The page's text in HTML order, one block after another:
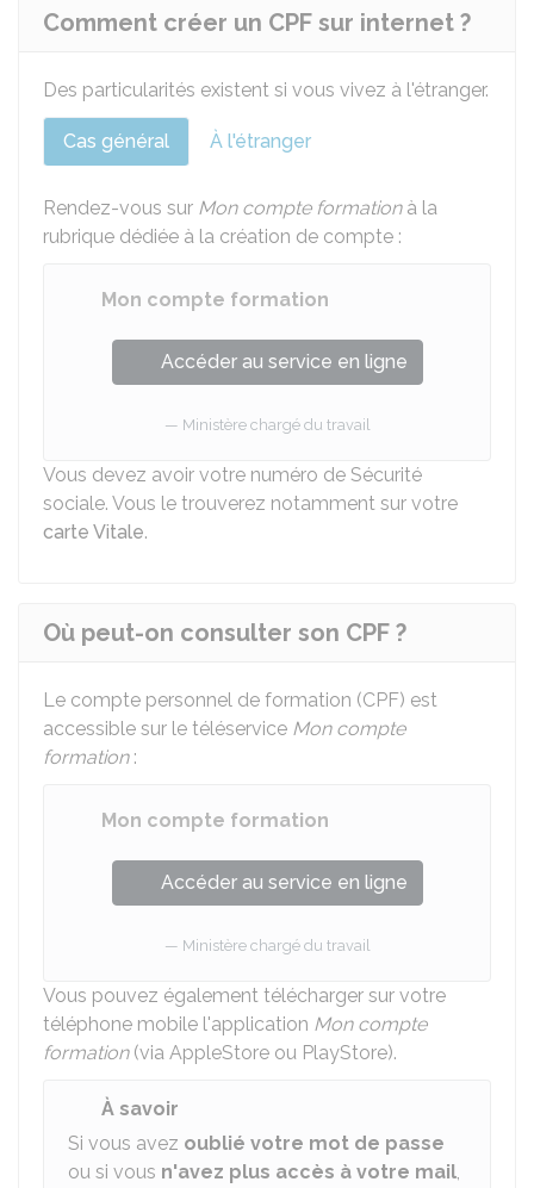
Comment créer un CPF sur internet ?
Des particularités existent si vous vivez à l'étranger.
Cas général À l'étranger
Rendez-vous sur Mon compte formationà la
rubrique dédiée à la création de compte :
Mon compte formation
Accéder au service en ligne
Ministère chargé du travail
Vous devez avoir votre numéro de Sécurité
sociale. Vous le trouverez notamment sur votre
carte Vitale.
Où peut-on consulter son CPF ?
Le compte personnel de formation (CPF) est
accessible sur le téléservice Mon compte
formation:
Mon compte formation
Accéder au service en ligne
Ministère chargé du travail
Vous pouvez également télécharger sur votre
téléphone mobile l'application Mon compte
formation(via AppleStore ou PlayStore).
À savoir
Si vous avez oublié votre mot de passe
ou si vous n'avez plus accès à votre mail,